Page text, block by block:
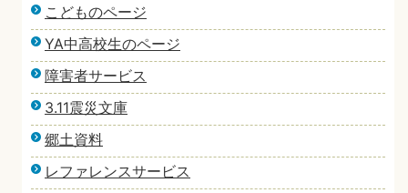
こどものページ
YA中高校生のページ
障害者サービス
3.11震災文庫
郷土資料
レファレンスサービス